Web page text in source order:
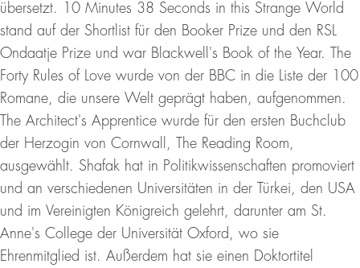
übersetzt. 10 Minutes 38 Seconds in this Strange World
stand auf der Shortlist für den Booker Prize und den RSL
Ondaatje Prize und war Blackwell's Book of the Year. The
Forty Rules of Love wurde von der BBC in die Liste der 100
Romane, die unsere Welt geprägt haben, aufgenommen.
The Architect's Apprentice wurde für den ersten Buchclub
der Herzogin von Cornwall, The Reading Room,
ausgewählt. Shafak hat in Politikwissenschaften promoviert
und an verschiedenen Universitäten in der Türkei, den USA
und im Vereinigten Königreich gelehrt, darunter am St.
Anne's College der Universität Oxford, wo sie
Ehrenmitglied ist. Außerdem hat sie einen Doktortitel